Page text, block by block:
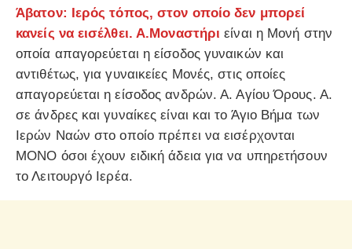
Άβατον: Ιερός τόπος, στον οποίο δεν μπορεί
κανείς να εισέλθει. Α.Μοναστήρι είναι η Μονή στην
οποία απαγορεύεται η είσοδος γυναικών και
αντιθέτως, για γυναικείες Μονές, στις οποίες
απαγορεύεται η είσοδος ανδρών. Α. Αγίου Όρους. Α.
σε άνδρες και γυναίκες είναι και το Άγιo Βήμα των
Ιερών Ναών στο οποίο πρέπει να εισέρχονται
ΜΟΝΟ όσοι έχουν ειδική άδεια για να υπηρετήσουν
το Λειτουργό Ιερέα.